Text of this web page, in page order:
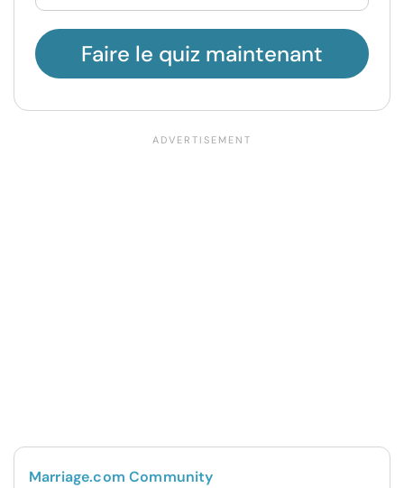
Faire le quiz maintenant
Marriage.com Community